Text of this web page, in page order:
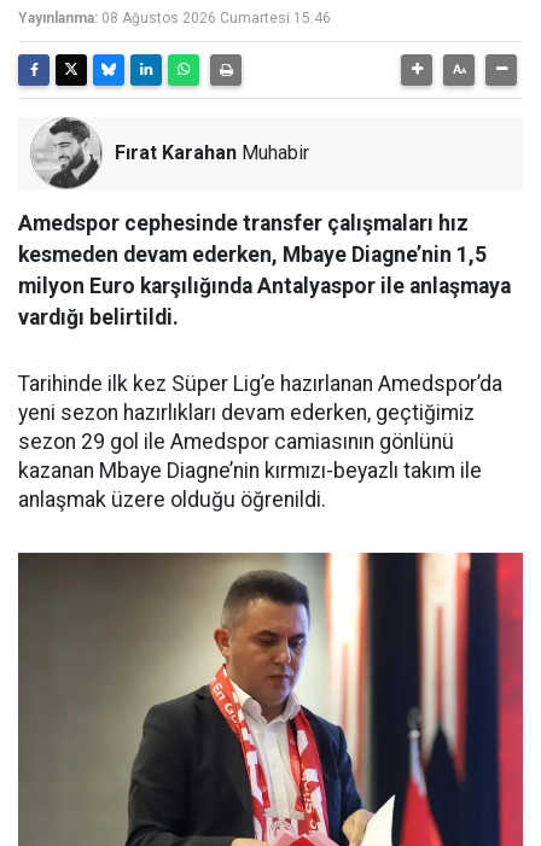
Yayınlanma: 08 Ağustos 2026 Cumartesi 15:46
Fırat Karahan Muhabir
Amedspor cephesinde transfer çalışmaları hız
kesmeden devam ederken, Mbaye Diagne’nin 1,5
milyon Euro karşılığında Antalyaspor ile anlaşmaya
vardığı belirtildi.
Tarihinde ilk kez Süper Lig’e hazırlanan Amedspor’da
yeni sezon hazırlıkları devam ederken, geçtiğimiz
sezon 29 gol ile Amedspor camiasının gönlünü
kazanan Mbaye Diagne’nin kırmızı-beyazlı takım ile
anlaşmak üzere olduğu öğrenildi.